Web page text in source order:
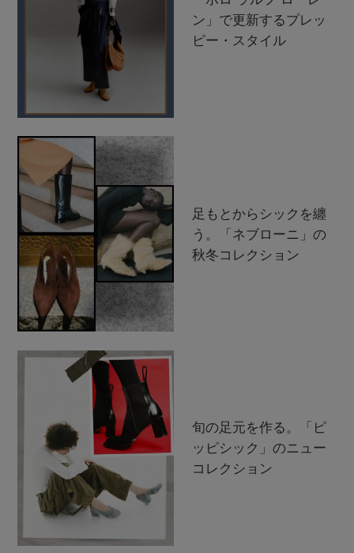
ン」で更新するプレッ
ピー・スタイル
足もとからシックを纏
う。「ネブローニ」の
秋冬コレクション
旬の足元を作る。「ピ
ッピシック」のニュー
コレクション